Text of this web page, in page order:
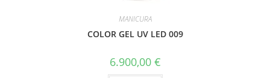
MANICURA
COLOR GEL UV LED 009
6.900,00 €